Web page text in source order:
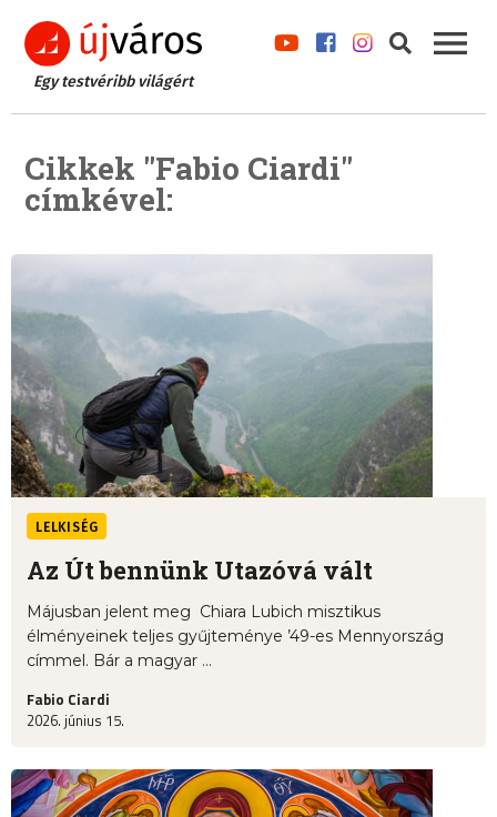
Egy testvéribb világért
Cikkek "Fabio Ciardi"
címkével:
LELKISÉG
Az Út bennünk Utazóvá vált
Májusban jelent meg Chiara Lubich misztikus
élményeinek teljes gyűjteménye ’49-es Mennyország
címmel. Bár a magyar ...
Fabio Ciardi
2026. június 15.